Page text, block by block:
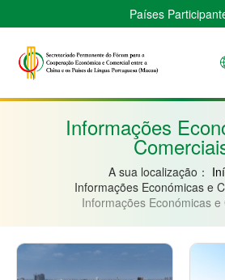
Países
Verde
Bissau
Informações
A sua localização：
Informações Económicas e
Informações Económicas e